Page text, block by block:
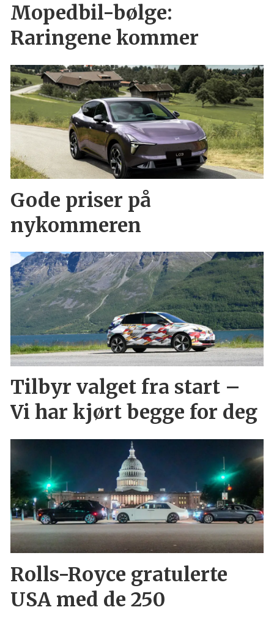
Mopedbil-bølge:
Raringene kommer
Gode priser på
nykommeren
Tilbyr valget fra start –
Vi har kjørt begge for deg
Rolls-Royce gratulerte
USA med de 250